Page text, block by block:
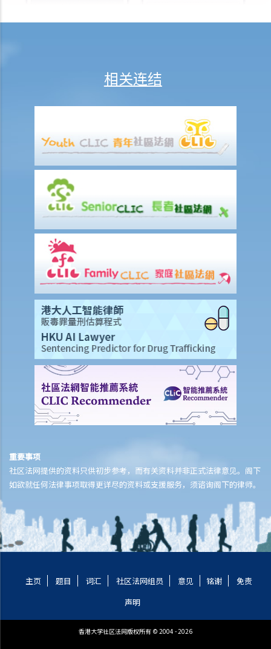
3. 怎样才符合资格申索“子女免税额”？现时之免税额是多少？
5. 我需要供养父母，可否申请「供养父母 / 祖父母 / 外祖父母免税额」
或「供养父母 / 祖父母 / 外祖父母额外免税额」？
6. 怎样确定受供养的父母是否通常在香港居住？
7. 我太太的继父今年超过60岁，并由我们供养，但他未有和我太太的母
亲注册结婚。我们可否申请继父的供养父母免税额？
8. 我有资格取得「子女免税额」，但已于两年前离婚。我可否申请「单
亲免税额」？
9. 我刚与配偶分居，并要独力抚养子女及支付他们的生活费，我可否取
得“单亲免税额”？
10. 我在什么情况下可以申请「伤残受养人免税额」？
11. 在复核伤残受养人免税额的申请时，申请人需要提交什么证明？
12. 我在什么情况下可以申请伤残人士免税额？
F. 最近开始缴税的纳税人
G. 纳税人更改地址
H. 即将离港的纳税人
I. 逃税的罚则
J. 对评税之反对及上诉
K. 于互联网上作初步计算及报税
2. 哪些纳税人可使用网上报税？哪一种报税表可在网上提交？
利得税
A. 计算利得税的初步指引
1. 现时利得税之税率是多少？
2. 什么是应评税利润？怎样理解利得税之“评税基期”？
3. 独资经营业务与合伙业务的报税规定是否有分别？
5. 我独自经营业务并须在报税表上申报应评税利润。我是否必须聘用专
6. 若果我没有聘请会计师处理公司之报税事宜，在计算应评税利润时还
有什么途径可取得协助？
相关连结
重要事项
社区法网提供的资料只供初步参考，而有关资料并非正式法律意见。阁下
如欲就任何法律事项取得更详尽的资料或支援服务，须谘询阁下的律师。
主页 题目 词汇 社区法网组员 意见 铭谢
免责
声明
香港大学社区法网版权所有 © 2004 - 2026